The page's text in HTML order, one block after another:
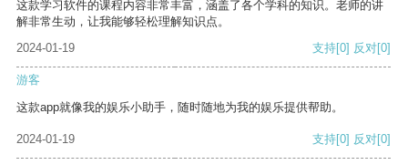
这款学习软件的课程内容非常丰富，涵盖了各个学科的知识。老师的讲
解非常生动，让我能够轻松理解知识点。
2024-01-19
支持[0] 反对[0]
游客
这款app就像我的娱乐小助手，随时随地为我的娱乐提供帮助。
2024-01-19 支持[0] 反对[0]